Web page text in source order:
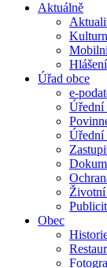
Aktuálně
Úřad obce
e-
Úřední
Úřední
Životní
Obec